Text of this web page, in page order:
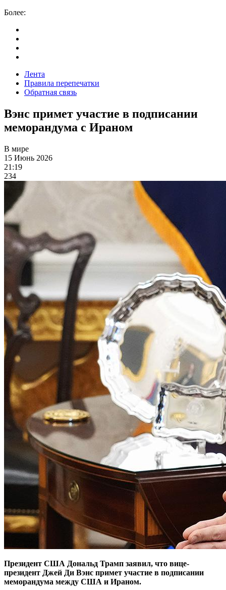
Более:
Лента
Правила перепечатки
Обратная связь
Вэнс примет участие в подписании
меморандума с Ираном
В мире
15 Июнь 2026
21:19
234
Президент США Дональд Трамп заявил, что вице-
президент Джей Ди Вэнс примет участие в подписании
меморандума между США и Ираном.